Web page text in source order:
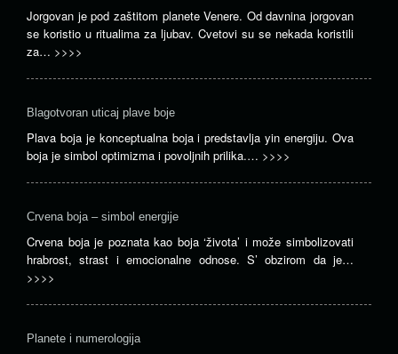
Jorgovan je pod zaštitom planete Venere. Od davnina jorgovan
se koristio u ritualima za ljubav. Cvetovi su se nekada koristili
za… >>>>
Blagotvoran uticaj plave boje
Plava boja je konceptualna boja i predstavlja yin energiju. Ova
boja je simbol optimizma i povoljnih prilika.… >>>>
Crvena boja – simbol energije
Crvena boja je poznata kao boja ‘života’ i može simbolizovati
hrabrost, strast i emocionalne odnose. S’ obzirom da je…
>>>>
Planete i numerologija